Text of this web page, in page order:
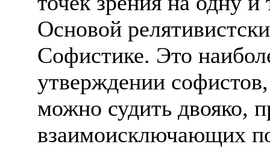
Основой
Софистике. Это
утверждении
можно судить двояко,
взаимоисключающих